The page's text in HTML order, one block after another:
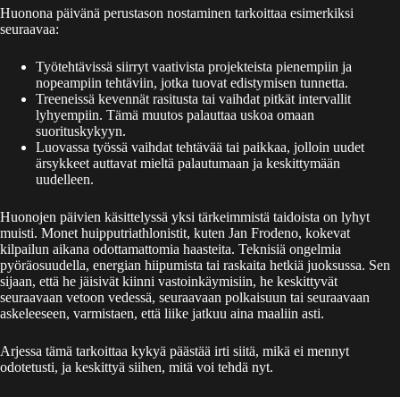
Huonona päivänä perustason nostaminen tarkoittaa esimerkiksi
seuraavaa:
Työtehtävissä siirryt vaativista projekteista pienempiin ja
nopeampiin tehtäviin, jotka tuovat edistymisen tunnetta.
Treeneissä kevennät rasitusta tai vaihdat pitkät intervallit
lyhyempiin. Tämä muutos palauttaa uskoa omaan
suorituskykyyn.
Luovassa työssä vaihdat tehtävää tai paikkaa, jolloin uudet
ärsykkeet auttavat mieltä palautumaan ja keskittymään
uudelleen.
Huonojen päivien käsittelyssä yksi tärkeimmistä taidoista on lyhyt
muisti. Monet huipputriathlonistit, kuten Jan Frodeno, kokevat
kilpailun aikana odottamattomia haasteita. Teknisiä ongelmia
pyöräosuudella, energian hiipumista tai raskaita hetkiä juoksussa. Sen
sijaan, että he jäisivät kiinni vastoinkäymisiin, he keskittyvät
seuraavaan vetoon vedessä, seuraavaan polkaisuun tai seuraavaan
askeleeseen, varmistaen, että liike jatkuu aina maaliin asti.
Arjessa tämä tarkoittaa kykyä päästää irti siitä, mikä ei mennyt
odotetusti, ja keskittyä siihen, mitä voi tehdä nyt.